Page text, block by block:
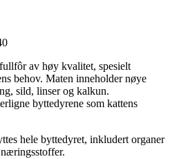
av høy kvalitet, spesielt
behov. Maten inneholder nøye
sild, linser og kalkun.
byttedyrene som kattens
hele byttedyret, inkludert organer